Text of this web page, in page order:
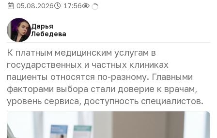
05.08.2026 17:56
Дарья
Лебедева
К платным медицинским услугам в
государственных и частных клиниках
пациенты относятся по-разному. Главными
факторами выбора стали доверие к врачам,
уровень сервиса, доступность специалистов.